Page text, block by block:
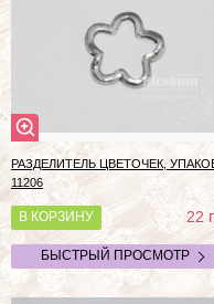
РАЗДЕЛИТЕЛЬ ЦВЕТОЧЕК,
11206
В КОРЗИНУ 22
БЫСТРЫЙ ПРОСМОТР